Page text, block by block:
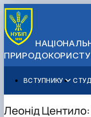
ВСТУПНИКУ
Вступ до НУБіП
Приймальна
Навчання
Додаткова освіта
Освітній процес
Міжнародна
Наукова
Аспіранту /
Управління і
Загальна
Леонід Центило: